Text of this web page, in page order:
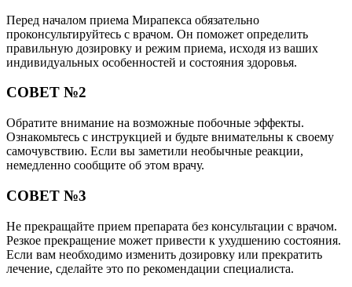
Перед началом приема Мирапекса обязательно
проконсультируйтесь с врачом. Он поможет определить
правильную дозировку и режим приема, исходя из ваших
индивидуальных особенностей и состояния здоровья.
СОВЕТ №2
Обратите внимание на возможные побочные эффекты.
Ознакомьтесь с инструкцией и будьте внимательны к своему
самочувствию. Если вы заметили необычные реакции,
немедленно сообщите об этом врачу.
СОВЕТ №3
Не прекращайте прием препарата без консультации с врачом.
Резкое прекращение может привести к ухудшению состояния.
Если вам необходимо изменить дозировку или прекратить
лечение, сделайте это по рекомендации специалиста.